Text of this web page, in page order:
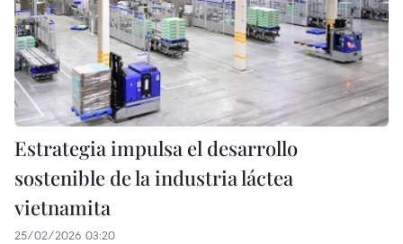
Estrategia impulsa el desarrollo
sostenible de la industria láctea
vietnamita
25/02/2026 03:20